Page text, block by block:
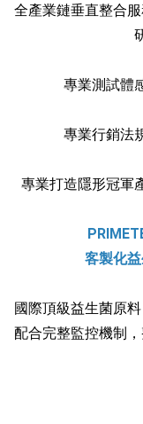
全產業鏈垂直整合
專業測試體
專業行銷法
專業打造隱形冠軍
客製化
國際頂級益生菌原
配合完整監控機制